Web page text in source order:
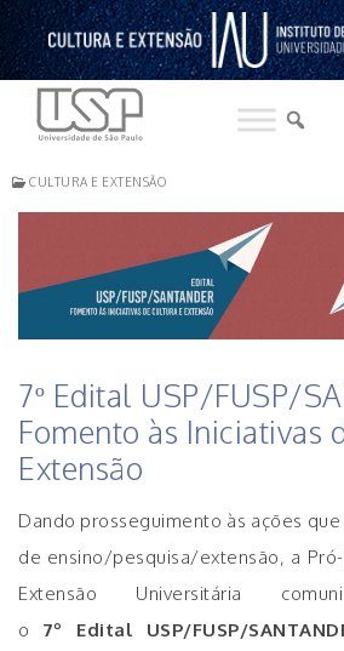
Pular
para
conteúdo
CULTURA E EXTENSÃO
7º Edital USP/FUSP/
Fomento às Iniciativas
Extensão
Dando prosseguimento às ações
de ensino/pesquisa/extensão, a
Extensão Universitária
o 7º Edital USP/FUSP/